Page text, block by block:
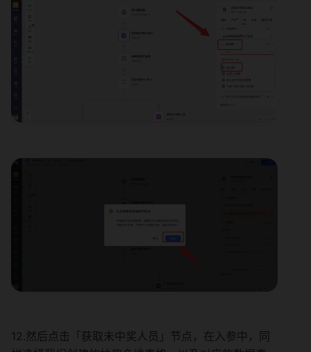
12.然后点击「获取未中奖人员」节点，在入参中，同